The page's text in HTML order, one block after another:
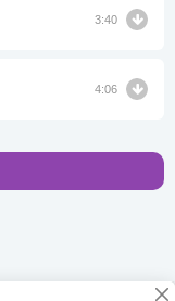
3:40
4:06